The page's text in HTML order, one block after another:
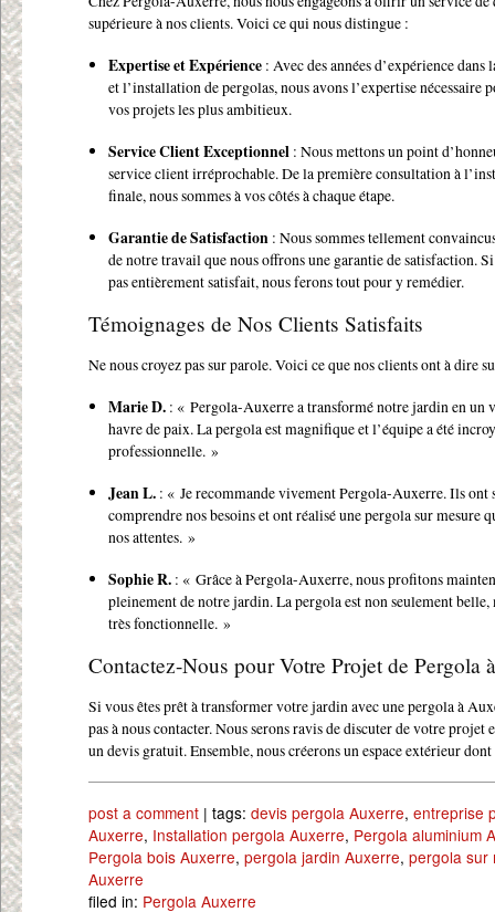
supérieure à nos clients. Voici ce qui nous distingue :
Expertise et Expérience : Avec des années d’expérience dans
et l’installation de pergolas, nous avons l’expertise nécessaire
vos projets les plus ambitieux.
Service Client Exceptionnel : Nous mettons un point
service client irréprochable. De la première consultation à
finale, nous sommes à vos côtés à chaque étape.
Garantie de Satisfaction : Nous sommes tellement
de notre travail que nous offrons une garantie de satisfaction. Si
pas entièrement satisfait, nous ferons tout pour y remédier.
Témoignages de Nos Clients Satisfaits
Ne nous croyez pas sur parole. Voici ce que nos clients ont à dire
Marie D. : « Pergola-Auxerre a transformé notre jardin en un
havre de paix. La pergola est magnifique et l’équipe a été
professionnelle. »
Jean L. : « Je recommande vivement Pergola-Auxerre. Ils ont
comprendre nos besoins et ont réalisé une pergola sur mesure
nos attentes. »
Sophie R. : « Grâce à Pergola-Auxerre, nous profitons
pleinement de notre jardin. La pergola est non seulement belle,
très fonctionnelle. »
Contactez-Nous pour Votre Projet de Pergola
Si vous êtes prêt à transformer votre jardin avec une pergola à
pas à nous contacter. Nous serons ravis de discuter de votre projet
un devis gratuit. Ensemble, nous créerons un espace extérieur
post a comment | tags: devis pergola Auxerre, entreprise
Auxerre, Installation pergola Auxerre, Pergola aluminium
Pergola bois Auxerre, pergola jardin Auxerre, pergola sur
Auxerre
filed in: Pergola Auxerre